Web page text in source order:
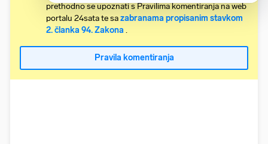
prethodno se upoznati s Pravilima komentiranja na web
portalu 24sata te sazabranama propisanim stavkom
2. članka 94. Zakona .
Pravila komentiranja